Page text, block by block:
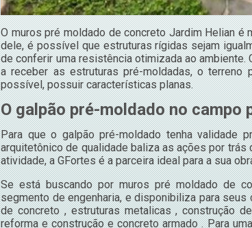
O muros pré moldado de concreto Jardim Helian
dele, é possível que estruturas rígidas sejam
de conferir uma resistência otimizada ao
a receber as estruturas pré-moldadas, o
possível, possuir características planas.
O galpão pré-moldado no campo
Para que o galpão pré-moldado tenha validade
arquitetônico de qualidade baliza as ações por
atividade, a GFortes é a parceira ideal para a sua
Se está buscando por muros pré moldado de
segmento de engenharia, e disponibiliza para
de concreto , estruturas metalicas , construção
reforma e construção e concreto armado . Para